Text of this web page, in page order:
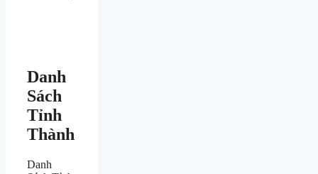
Danh
Sách
Tỉnh
Thành
Danh